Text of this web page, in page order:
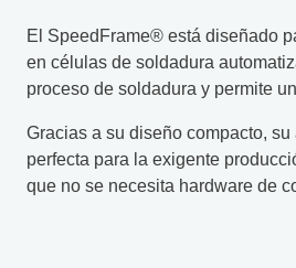
El SpeedFrame® está diseñado
en células de soldadura
proceso de soldadura y permite
Gracias a su diseño compacto,
perfecta para la exigente
que no se necesita hardware de